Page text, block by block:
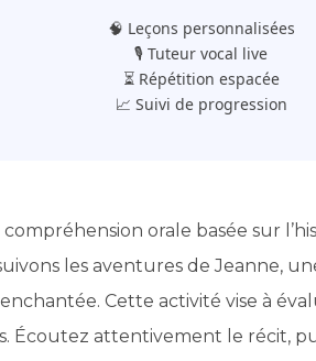
🧠 Leçons personnalisées
🎙️ Tuteur vocal live
⏳ Répétition espacée
📈 Suivi de progression
orale basée sur
les aventures de Jeanne,
Cette activité vise à
Écoutez attentivement le récit,